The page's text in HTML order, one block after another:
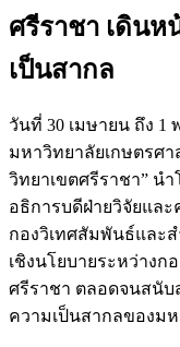
ศรีราชา เดิน
เป็นสากล
วันที่ 30 เมษายน ถึง 1
มหาวิทยาลัยเกษตรศ
วิทยาเขตศรีราชา” น
อธิการบดีฝ่ายวิจัยแล
กองวิเทศสัมพันธ์และ
เชิงนโยบายระหว่างก
ศรีราชา ตลอดจนสนั
ความเป็นสากลของม